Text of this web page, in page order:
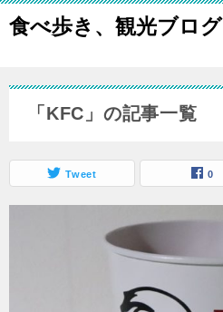
食べ歩き、観光ブログ
「KFC」の記事一覧
Tweet 0